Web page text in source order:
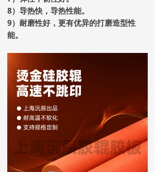
8）导热快，导热性能。
9）耐磨性好，更有优异的打磨造型性
能。